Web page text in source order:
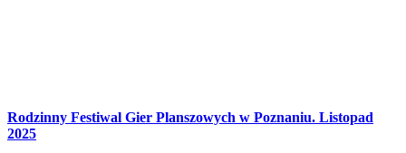
Rodzinny Festiwal Gier Planszowych w Poznaniu. Listopad
2025